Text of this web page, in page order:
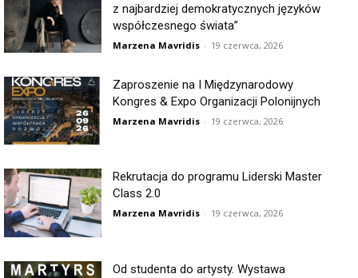
z najbardziej demokratycznych języków
współczesnego świata”
Marzena Mavridis - 19 czerwca, 2026
Zaproszenie na I Międzynarodowy
Kongres & Expo Organizacji Polonijnych
Marzena Mavridis - 19 czerwca, 2026
Rekrutacja do programu Liderski Master
Class 2.0
Marzena Mavridis - 19 czerwca, 2026
Od studenta do artysty. Wystawa